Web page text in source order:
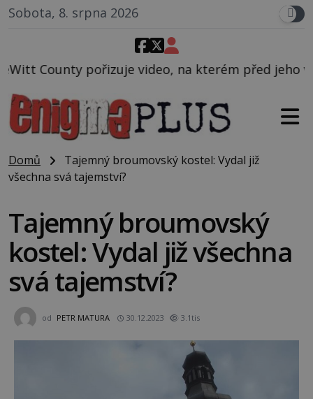
Sobota, 8. srpna 2026
na kterém před jeho vozem po cestě utíká
Domů
Tajemný broumovský kostel: Vydal již
všechna svá tajemství?
Tajemný broumovský
kostel: Vydal již všechna
svá tajemství?
od PETR MATURA 30.12.2023 3.1tis